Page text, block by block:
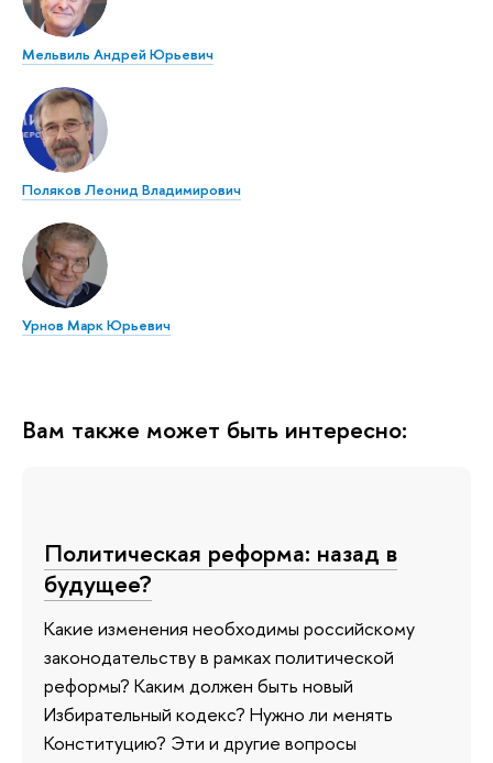
Мельвиль Андрей Юрьевич
Поляков Леонид Владимирович
Урнов Марк Юрьевич
Вам также может быть интересно:
Политическая реформа: назад в
будущее?
Какие изменения необходимы российскому
законодательству в рамках политической
реформы? Каким должен быть новый
Избирательный кодекс? Нужно ли менять
Конституцию? Эти и другие вопросы